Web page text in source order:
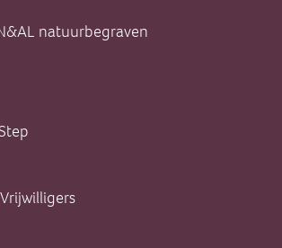
natuurbegraven